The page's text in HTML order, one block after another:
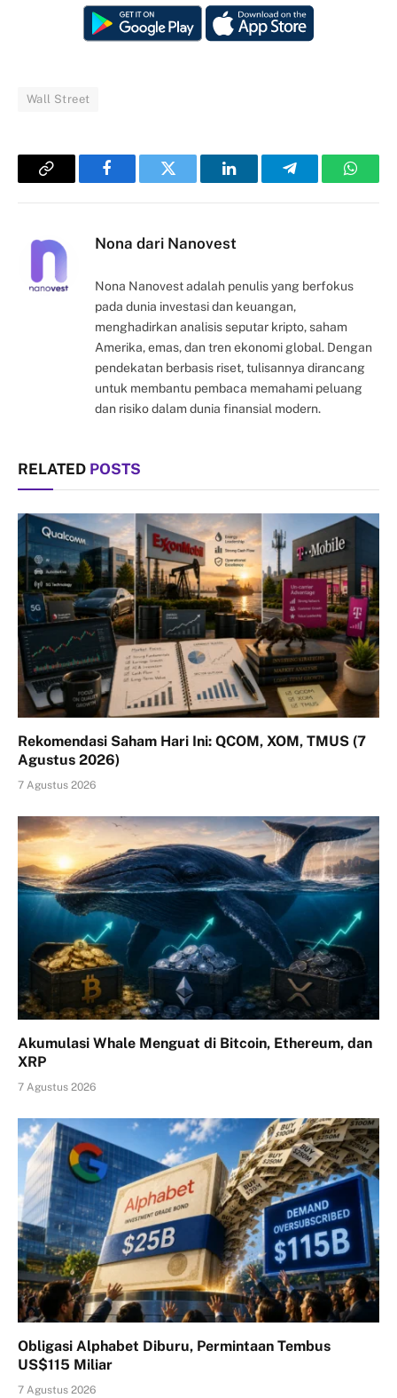
Wall Street
Copy
FacebookTwitter LinkedInTelegram
Nona dari Nanovest
Nona Nanovest adalah penulis yang berfokus
pada dunia investasi dan keuangan,
menghadirkan analisis seputar kripto, saham
Amerika, emas, dan tren ekonomi global. Dengan
pendekatan berbasis riset, tulisannya dirancang
untuk membantu pembaca memahami peluang
dan risiko dalam dunia finansial modern.
RELATED POSTS
Rekomendasi Saham Hari Ini: QCOM, XOM, TMUS (7
Agustus 2026)
7 Agustus 2026
Akumulasi Whale Menguat di Bitcoin, Ethereum, dan
XRP
7 Agustus 2026
Obligasi Alphabet Diburu, Permintaan Tembus
US$115 Miliar
7 Agustus 2026